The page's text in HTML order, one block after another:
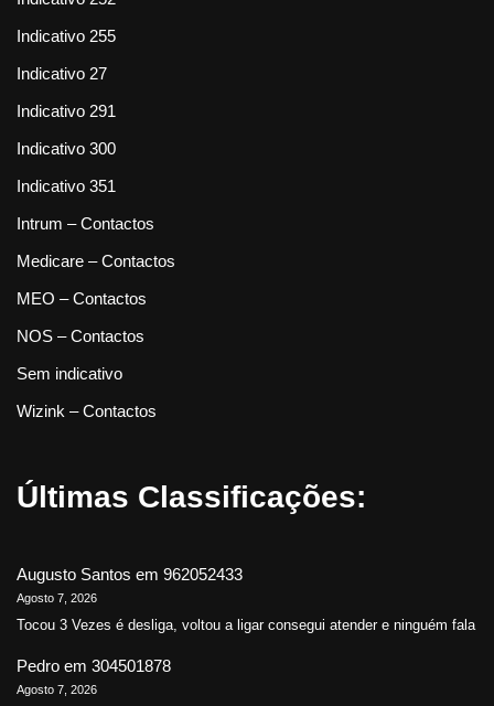
Indicativo 255
Indicativo 27
Indicativo 291
Indicativo 300
Indicativo 351
Intrum – Contactos
Medicare – Contactos
MEO – Contactos
NOS – Contactos
Sem indicativo
Wizink – Contactos
Últimas Classificações:
Augusto Santos em 962052433
Agosto 7, 2026
Tocou 3 Vezes é desliga, voltou a ligar consegui atender e ninguém fala
Pedro em 304501878
Agosto 7, 2026